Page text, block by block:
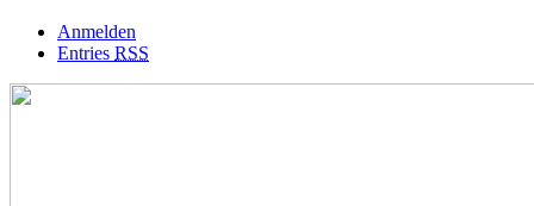
Anmelden
Entries RSS